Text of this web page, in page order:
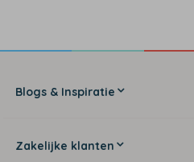
Blogs & Inspiratie
Zakelijke klanten